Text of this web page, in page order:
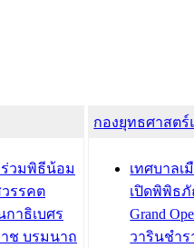
ร่วมพิธีน้อม
รรคต
าธิเบศร
ช บรมนาถ
กองยุทธศาสต
เทศบาลเ
เปิดพิพิธภั
Grand
วารินชำร